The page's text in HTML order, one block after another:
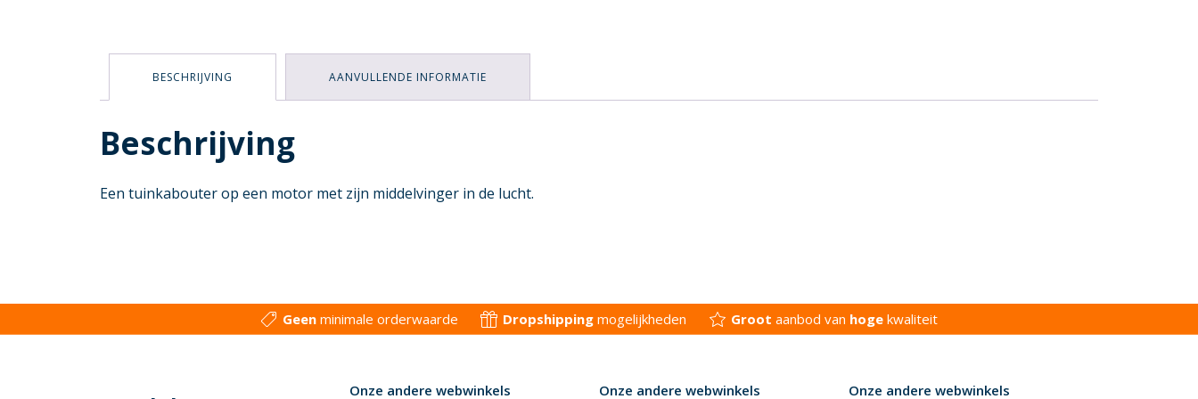
BESCHRIJVING AANVULLENDE INFORMATIE
Beschrijving
Een tuinkabouter op een motor met zijn middelvinger in de lucht.
Geen minimale orderwaarde Dropshipping mogelijkheden Groot aanbod van hoge kwaliteit
Onze andere webwinkels Onze andere webwinkels Onze andere webwinkels